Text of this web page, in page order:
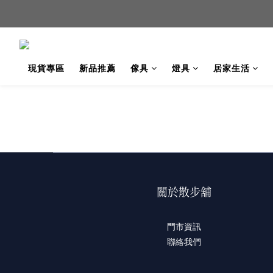
新
現貨專區 新品推薦 傢具 燈具 居家生活
關於散步舖
門市資訊
聯絡我們